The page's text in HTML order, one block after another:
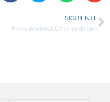
SIGUIENTE
Previa #canteraCCV 17-18 de abril